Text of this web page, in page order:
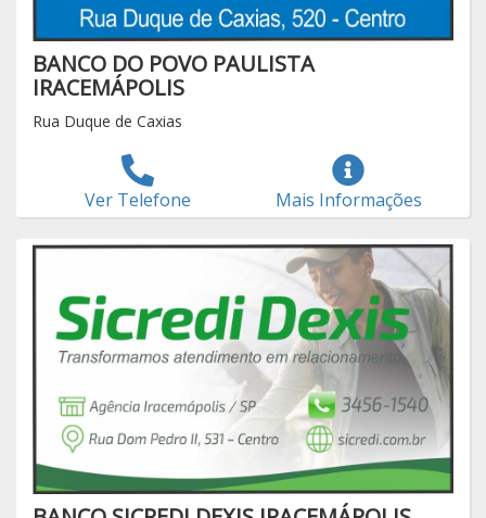
BANCO DO POVO PAULISTA
IRACEMÁPOLIS
Rua Duque de Caxias
Ver Telefone Mais Informações